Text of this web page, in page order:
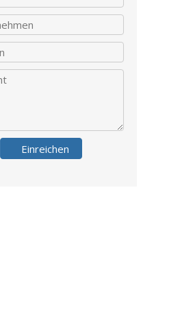
Einreichen